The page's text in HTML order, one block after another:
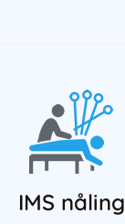
IMS nåling